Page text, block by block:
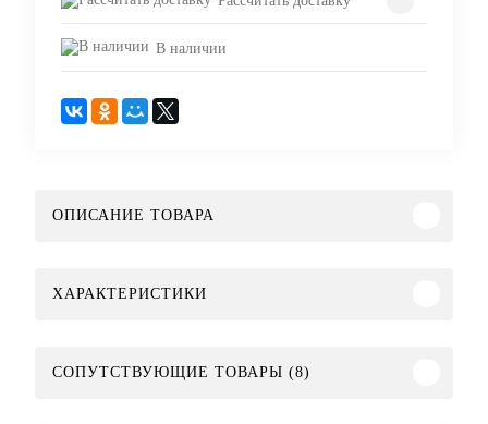
В наличии
ОПИСАНИЕ ТОВАРА
ХАРАКТЕРИСТИКИ
СОПУТСТВУЮЩИЕ ТОВАРЫ (8)